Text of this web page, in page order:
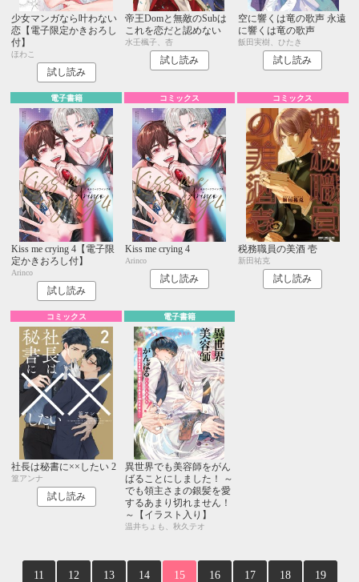
少女マンガなら叶わない
恋【電子限定かきおろし
付】
ほわこ
試し読み
帝王Domと無敵のSubは
これを恋だと認めない
水壬楓子、杏
試し読み
空に響くは竜の歌声 永遠
に響くは竜の歌声
飯田実樹、ひたき
試し読み
電子書籍
Kiss me crying 4【電子限
定かきおろし付】
Arinco
試し読み
コミックス
Kiss me crying 4
Arinco
試し読み
コミックス
税務職員の美酒 壱
新田祐克
試し読み
コミックス
社長は秘書に××したい 2
篁アンナ
試し読み
電子書籍
異世界でも美容師をがん
ばることにしました！ ～
でも領主さまの銀髪を愛
するあまり切れません！
～【イラスト入り】
温井ちょも、秋久テオ
11 12 13 14 15 16 17 18 19